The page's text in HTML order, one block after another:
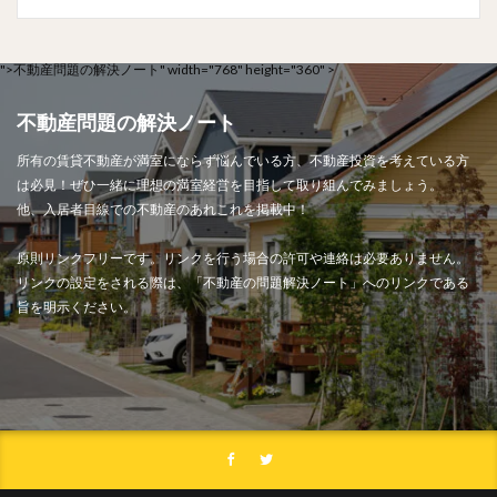
">不動産問題の解決ノート" width="768" height="360" >
不動産問題の解決ノート
所有の賃貸不動産が満室にならず悩んでいる方、不動産投資を考えている方
は必見！ぜひ一緒に理想の満室経営を目指して取り組んでみましょう。
他、入居者目線での不動産のあれこれを掲載中！
原則リンクフリーです。リンクを行う場合の許可や連絡は必要ありません。
リンクの設定をされる際は、「不動産の問題解決ノート」へのリンクである
旨を明示ください。